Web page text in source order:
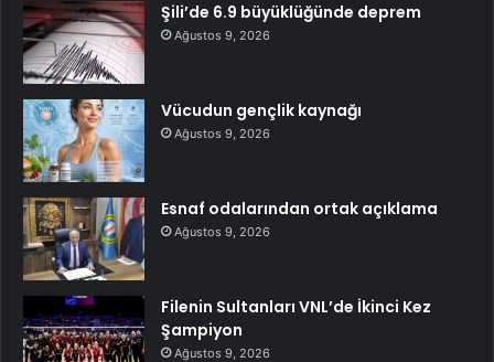
Şili’de 6.9 büyüklüğünde deprem
Ağustos 9, 2026
Vücudun gençlik kaynağı
Ağustos 9, 2026
Esnaf odalarından ortak açıklama
Ağustos 9, 2026
Filenin Sultanları VNL’de İkinci Kez
Şampiyon
Ağustos 9, 2026